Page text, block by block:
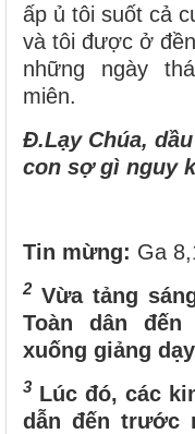
ấp ủ tôi suốt cả
và tôi được ở
những ngày
miên.
Đ.Lạy Chúa,
con sợ gì nguy
Tin mừng: Ga
2 Vừa tảng
Toàn dân
xuống giảng
3 Lúc đó, các
dẫn đến trước